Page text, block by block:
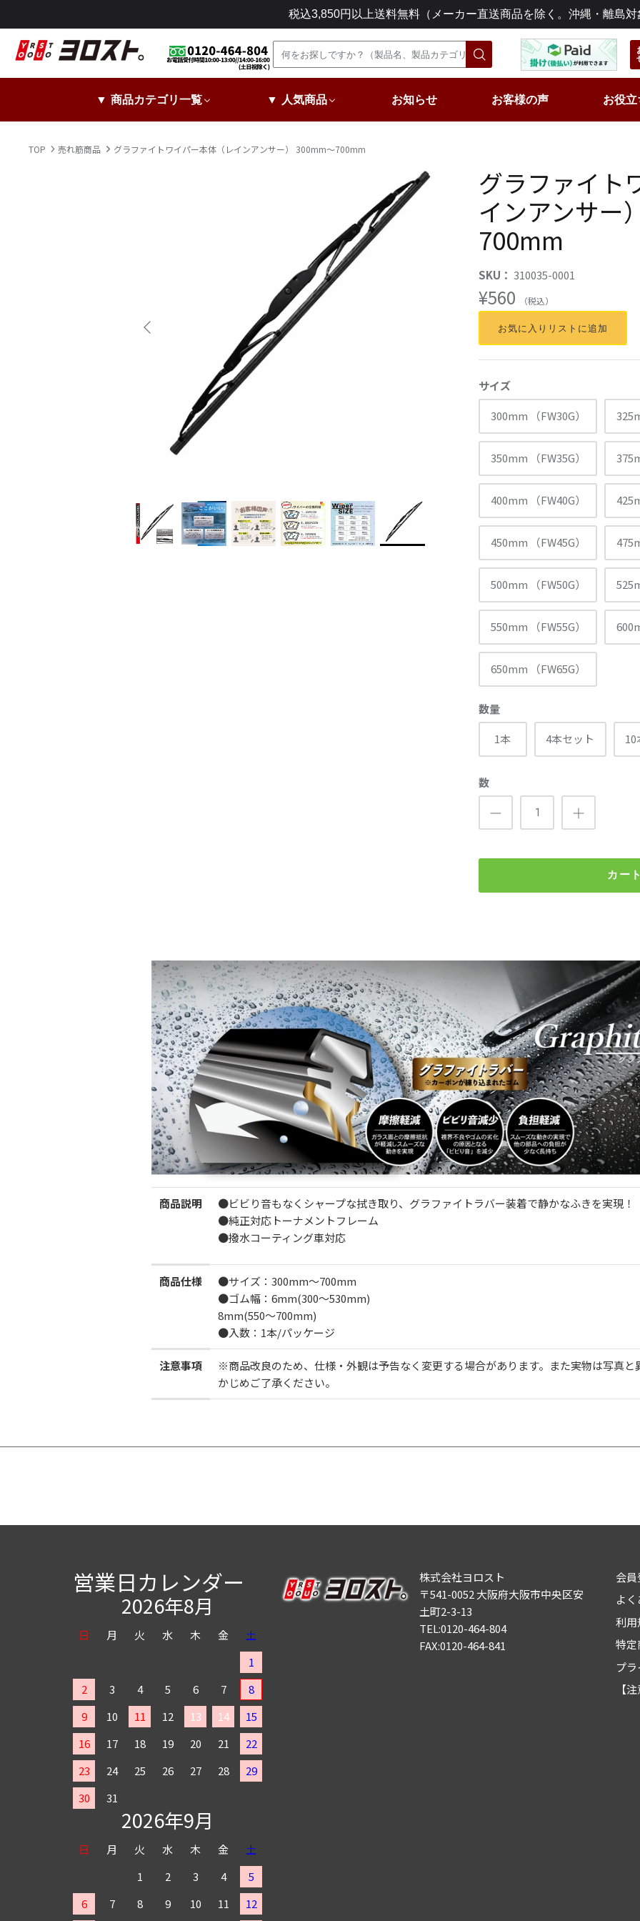
ツ
税込3,850円以上送料無料（メーカー直送商品を除く。沖縄・離島対
▼ 商品カテゴリ一覧 ▼ 人気商品 お知らせ お客様の声 お役
TOP 売れ筋商品 グラファイトワイパー本体（レインアンサー） 300mm～700mm
グラファイト
インアンサー
700mm
SKU： 310035-0001
¥560 （税込）
お気に入りリストに追加
サイズ
300mm （FW30G）
350mm （FW35G）
400mm （FW40G）
450mm （FW45G）
500mm （FW50G）
550mm （FW55G）
650mm （FW65G）
数量
1本 4本セット 10
数
カー
商品説明
●ビビり音もなくシャープな拭き取り、グラファイトラバー装着で静かなふきを実現！
●純正対応トーナメントフレーム
●撥水コーティング車対応
商品仕様
●サイズ：300mm～700mm
●ゴム幅：6mm(300～530mm)
8mm(550～700mm)
●入数：1本/パッケージ
注意事項
※商品改良のため、仕様・外観は予告なく変更する場合があります。また実物は写真と
かじめご了承ください。
営業日カレンダー
2026年8月
日 月 火 水 木 金
土
1
2
3 4 5 6 7
8
9
10 11 12 13 14
15
16
17 18 19 20 21
22
23
24 25 26 27 28
29
30
31
2026年9月
日 月 火 水 木 金
土
1
2 3 4
5
6
7 8 9 10 11 12
株式会社ヨロスト
〒541-0052 大阪府大阪市中央区安
土町2-3-13
TEL:0120-464-804
FAX:0120-464-841
会
よ
利用
特定
プ
【